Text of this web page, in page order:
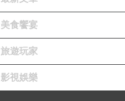
美食饗宴
旅遊玩家
影視娛樂